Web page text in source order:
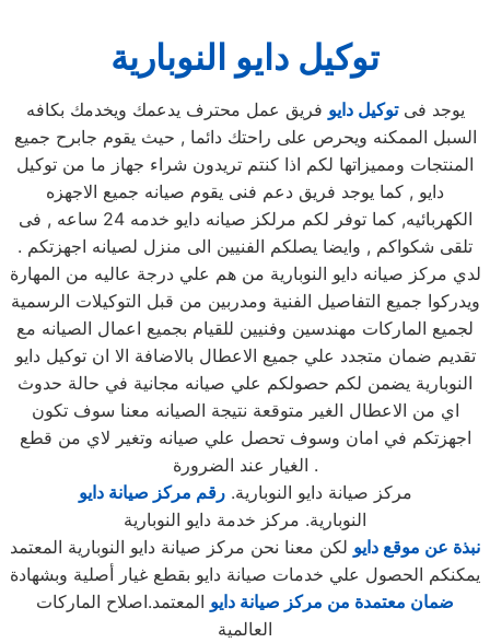
توكيل دايو النوبارية
يوجد فىتوكيل دايو فريق عمل محترف يدعمك ويخدمك بكافه
السبل الممكنه ويحرص على راحتك دائما , حيث يقوم جابرح جميع
المنتجات ومميزاتها لكم اذا كنتم تريدون شراء جهاز ما من توكيل
دايو , كما يوجد فريق دعم فنى يقوم صيانه جميع الاجهزه
الكهربائيه, كما توفر لكم مرلكز صيانه دايو خدمه 24 ساعه , فى
تلقى شكواكم , وايضا يصلكم الفنيين الى منزل لصيانه اجهزتكم .
لدي مركز صيانه دايو النوبارية من هم علي درجة عاليه من المهارة
ويدركوا جميع التفاصيل الفنية ومدربين من قبل التوكيلات الرسمية
لجميع الماركات مهندسين وفنيين للقيام بجميع اعمال الصيانه مع
تقديم ضمان متجدد علي جميع الاعطال بالاضافة الا ان توكيل دايو
النوبارية يضمن لكم حصولكم علي صيانه مجانية في حالة حدوث
اي من الاعطال الغير متوقعة نتيجة الصيانه معنا سوف تكون
اجهزتكم في امان وسوف تحصل علي صيانه وتغير لاي من قطع
الغيار عند الضرورة .
مركز صيانة دايو النوبارية.رقم مركز صيانة دايو
النوبارية. مركز خدمة دايو النوبارية
نبذة عن موقع دايو لكن معنا نحن مركز صيانة دايو النوبارية المعتمد
يمكنكم الحصول علي خدمات صيانة دايو بقطع غيار أصلية وبشهادة
ضمان معتمدة من مركز صيانة دايو المعتمد.اصلاح الماركات
العالمية